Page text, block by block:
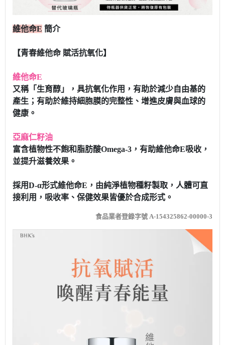
維他命E 簡介
【青春維他命 賦活抗氧化】
維他命E
又稱「生育醇」，具抗氧化作用，有助於減少自由基的
產生；有助於維持細胞膜的完整性、增進皮膚與血球的
健康。
亞麻仁籽油
富含植物性不飽和脂肪酸Omega-3，有助維他命E吸收，
並提升滋養效果。
採用D-α形式維他命E，由純淨植物種籽製取，人體可直
接利用，吸收率、保健效果皆優於合成形式。
食品業者登錄字號 A-154325862-00000-3